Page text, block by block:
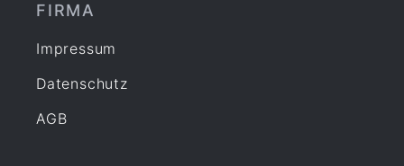
FIRMA
Impressum
Datenschutz
AGB